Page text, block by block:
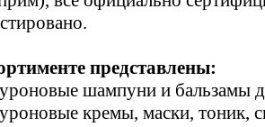
представлены:
шампуни и бальзамы
кремы, маски, тоник,